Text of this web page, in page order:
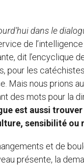
dans le
de
dit l’encyclique
pour les
Mais nous prions
des mots pour la
est aussi
sensibilité ou
et de
présente, la